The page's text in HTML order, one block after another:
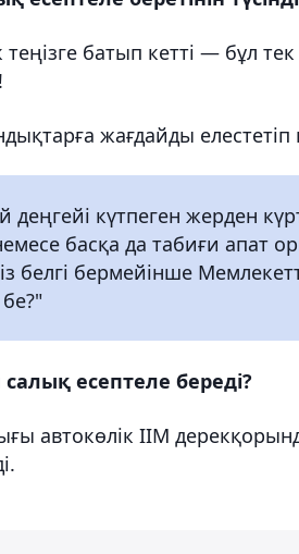
теңізге батып кетті — бұл
жағдайды
деңгейі күтпеген жерден күрт
басқа да табиғи апат
белгі бермейінше
бе?"
салық есептеле береді?
автокөлік ІІМ